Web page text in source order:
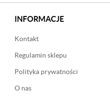
INFORMACJE
Kontakt
Regulamin sklepu
Polityka prywatności
O nas